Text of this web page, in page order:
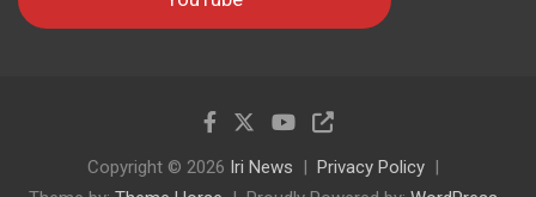
Copyright © 2026 Iri News
Privacy Policy